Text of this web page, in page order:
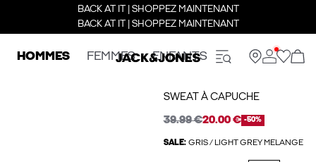
BACK AT IT | SHOPPEZ MAINTENANT
BACK AT IT | SHOPPEZ MAINTENANT
HOMMES FEMMES ENFANTS
SWEAT À CAPUCHE
39.99 €20.00 € -50%
SALE: GRIS / LIGHT GREY MELANGE